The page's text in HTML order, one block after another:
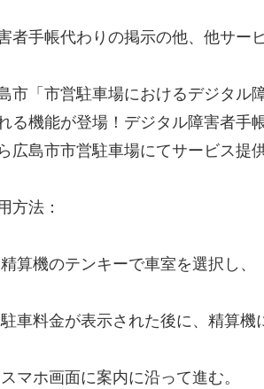
者手帳代わりの掲示の他、他サ
島市「市営駐車場におけるデジタ
る機能が登場！デジタル障害者手
広島市市営駐車場にてサービス提
方法：
算機のテンキーで車室を選択し、
料金が表示された後に、精算機
ホ画面に案内に沿って進む。